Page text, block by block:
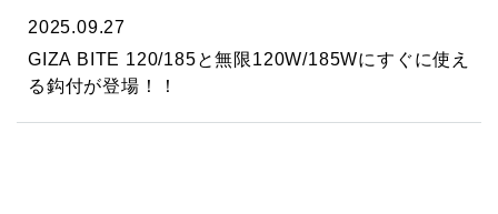
2025.09.27
GIZA BITE 120/185と無限120W/185Wにすぐに使え
る鈎付が登場！！